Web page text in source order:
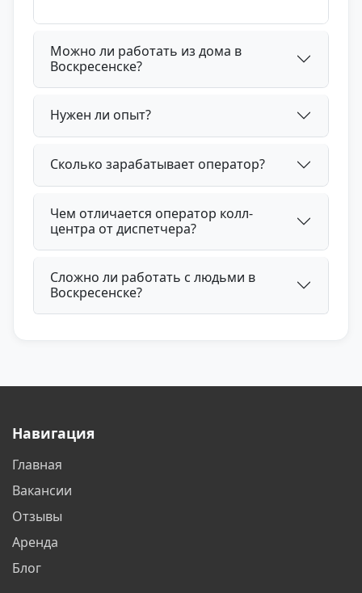
Можно ли работать из дома в
Воскресенске?
Нужен ли опыт?
Сколько зарабатывает оператор?
Чем отличается оператор колл-
центра от диспетчера?
Сложно ли работать с людьми в
Воскресенске?
Навигация
Главная
Вакансии
Отзывы
Аренда
Блог